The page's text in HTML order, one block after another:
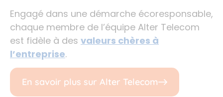
Engagé dans une démarche écoresponsable,
chaque membre de l’équipe Alter Telecom
est fidèle à des valeurs chères à
l’entreprise.
En savoir plus sur Alter Telecom